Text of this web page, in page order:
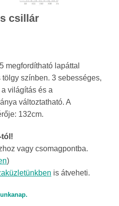
csillár
megfordítható lapáttal
színben. 3 sebességes,
világítás és a
változtatható. A
132cm.
tól!
vagy csomagpontba.
)
is átveheti.